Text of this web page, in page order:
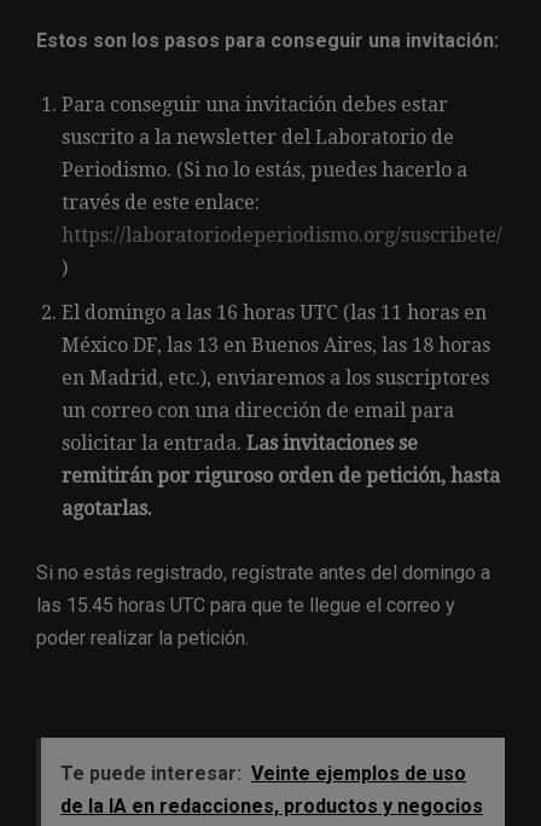
Estos son los pasos para conseguir una invitación:
Para conseguir una invitación debes estar
suscrito a la newsletter del Laboratorio de
Periodismo. (Si no lo estás, puedes hacerlo a
través de este enlace:
https://laboratoriodeperiodismo.org/suscribete/
)
El domingo a las 16 horas UTC (las 11 horas en
México DF, las 13 en Buenos Aires, las 18 horas
en Madrid, etc.), enviaremos a los suscriptores
un correo con una dirección de email para
solicitar la entrada. Las invitaciones se
remitirán por riguroso orden de petición, hasta
agotarlas.
Si no estás registrado, regístrate antes del domingo a
las 15.45 horas UTC para que te llegue el correo y
poder realizar la petición.
Te puede interesar: Veinte ejemplos de uso
de la IA en redacciones, productos y negocios